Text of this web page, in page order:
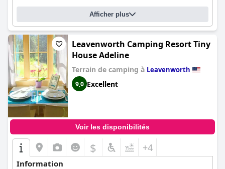
Afficher plus
Leavenworth Camping Resort Tiny
House Adeline
Terrain de camping à Leavenworth
9,0 Excellent
Voir les disponibilités
$ +4
Information